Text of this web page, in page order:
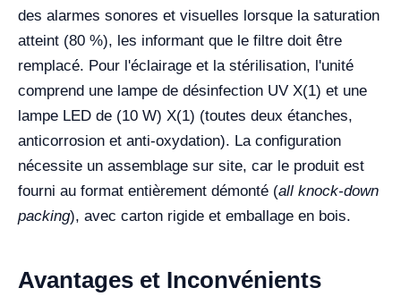
des alarmes sonores et visuelles lorsque la saturation
atteint (80 %), les informant que le filtre doit être
remplacé. Pour l'éclairage et la stérilisation, l'unité
comprend une lampe de désinfection UV X(1) et une
lampe LED de (10 W) X(1) (toutes deux étanches,
anticorrosion et anti-oxydation). La configuration
nécessite un assemblage sur site, car le produit est
fourni au format entièrement démonté (all knock-down
packing), avec carton rigide et emballage en bois.
Avantages et Inconvénients